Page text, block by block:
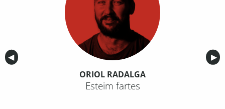
Anterior
◀︎ ▶︎
ORIOL RADALGA
Esteim fartes